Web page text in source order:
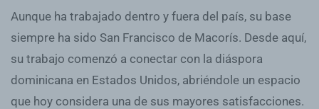
Aunque ha trabajado dentro y fuera del país, su base
siempre ha sido San Francisco de Macorís. Desde aquí,
su trabajo comenzó a conectar con la diáspora
dominicana en Estados Unidos, abriéndole un espacio
que hoy considera una de sus mayores satisfacciones.